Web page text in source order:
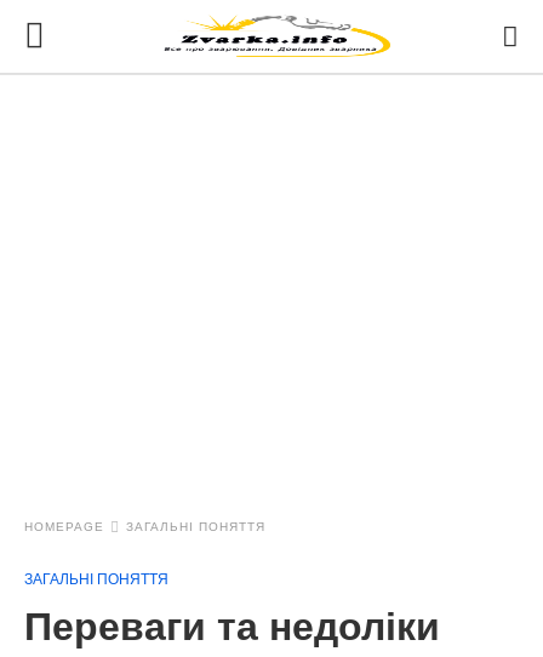
HOMEPAGE ЗАГАЛЬНІ ПОНЯТТЯ
ЗАГАЛЬНІ ПОНЯТТЯ
Переваги та недоліки